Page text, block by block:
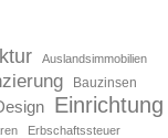
Auslandsimmobilien
Bauzinsen
Einrichtung
Erbschaftssteuer